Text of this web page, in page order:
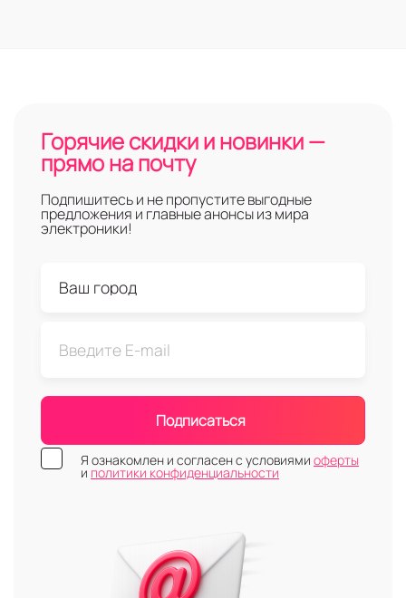
Горячие скидки и новинки —
прямо на почту
Подпишитесь и не пропустите выгодные
предложения и главные анонсы из мира
электроники!
Подписаться
Я ознакомлен и согласен с условиями оферты
и политики конфиденциальности